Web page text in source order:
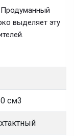
выделяет эту
см3